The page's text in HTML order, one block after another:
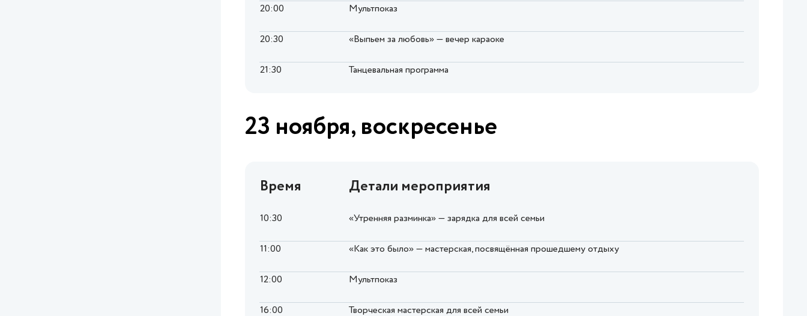
20:00 Мультпоказ
20:30 «Выпьем за любовь» — вечер караоке
21:30 Танцевальная программа
23 ноября, воскресенье
Время Детали мероприятия
10:30 «Утренняя разминка» — зарядка для всей семьи
11:00 «Как это было» — мастерская, посвящённая прошедшему отдыху
12:00 Мультпоказ
16:00 Творческая мастерская для всей семьи